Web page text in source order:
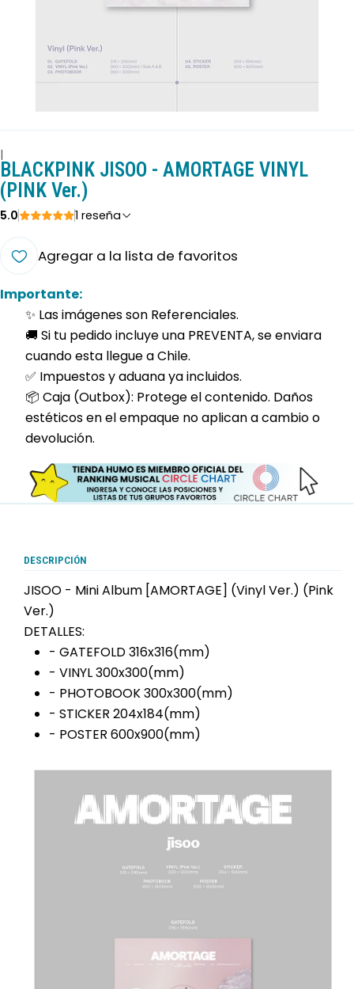
|
BLACKPINK JISOO - AMORTAGE VINYL
(PINK Ver.)
5.0 1 reseña
Agregar a la lista de favoritos
Importante:
✨ Las imágenes son Referenciales.
🚚 Si tu pedido incluye una PREVENTA, se enviara
cuando esta llegue a Chile.
✅ Impuestos y aduana ya incluidos.
📦 Caja (Outbox): Protege el contenido. Daños
estéticos en el empaque no aplican a cambio o
devolución.
DESCRIPCIÓN
JISOO - Mini Album [AMORTAGE] (Vinyl Ver.) (Pink
Ver.)
DETALLES:
- GATEFOLD 316x316(mm)
- VINYL 300x300(mm)
- PHOTOBOOK 300x300(mm)
- STICKER 204x184(mm)
- POSTER 600x900(mm)